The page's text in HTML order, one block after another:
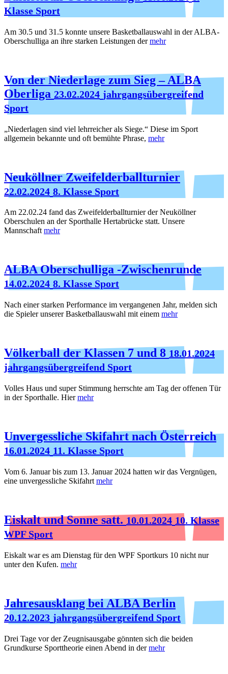
Klasse Sport
Am 30.5 und 31.5 konnte unsere Basketballauswahl in der ALBA-
Oberschulliga an ihre starken Leistungen dermehr
Von der Niederlage zum Sieg – ALBA
Oberliga 23.02.2024 jahrgangsübergreifend
Sport
„Niederlagen sind viel lehrreicher als Siege.“ Diese im Sport
allgemein bekannte und oft bemühte Phrase, mehr
Neuköllner Zweifelderballturnier
22.02.2024 8. Klasse Sport
Am 22.02.24 fand das Zweifelderballturnier der Neuköllner
Oberschulen an der Sporthalle Hertabrücke statt. Unsere
Mannschaftmehr
ALBA Oberschulliga -Zwischenrunde
14.02.2024 8. Klasse Sport
Nach einer starken Performance im vergangenen Jahr, melden sich
die Spieler unserer Basketballauswahl mit einem mehr
Völkerball der Klassen 7 und 8 18.01.2024
jahrgangsübergreifend Sport
Volles Haus und super Stimmung herrschte am Tag der offenen Tür
in der Sporthalle. Hiermehr
Unvergessliche Skifahrt nach Österreich
16.01.2024 11. Klasse Sport
Vom 6. Januar bis zum 13. Januar 2024 hatten wir das Vergnügen,
eine unvergessliche Skifahrt mehr
Eiskalt und Sonne satt. 10.01.2024 10. Klasse
WPF Sport
Eiskalt war es am Dienstag für den WPF Sportkurs 10 nicht nur
unter den Kufen. mehr
Jahresausklang bei ALBA Berlin
20.12.2023 jahrgangsübergreifend Sport
Drei Tage vor der Zeugnisausgabe gönnten sich die beiden
Grundkurse Sporttheorie einen Abend in dermehr